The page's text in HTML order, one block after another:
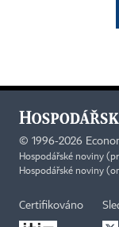
© 1996-2026
Hospodářské noviny
Hospodářské noviny
Certifikováno